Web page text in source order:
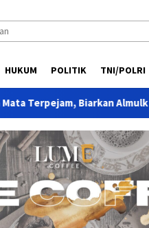
HUKUM POLITIK TNI/POLRI
Biarkan Almulk Menyapa Hati